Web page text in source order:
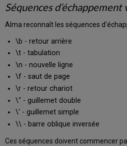
Séquences d’échappement
Alma reconnaît les séquences
\b - retour arrière
\t - tabulation
\n - nouvelle ligne
\f - saut de page
\r - retour chariot
\" - guillemet double
\' - guillemet simple
\\ - barre oblique inversée
Ces séquences doivent commencer